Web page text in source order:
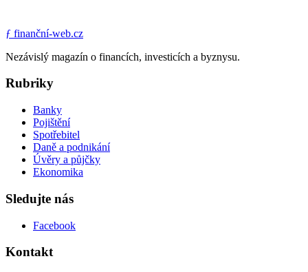
ƒ finanční-web.cz
Nezávislý magazín o financích, investicích a byznysu.
Rubriky
Banky
Pojištění
Spotřebitel
Daně a podnikání
Úvěry a půjčky
Ekonomika
Sledujte nás
Facebook
Kontakt